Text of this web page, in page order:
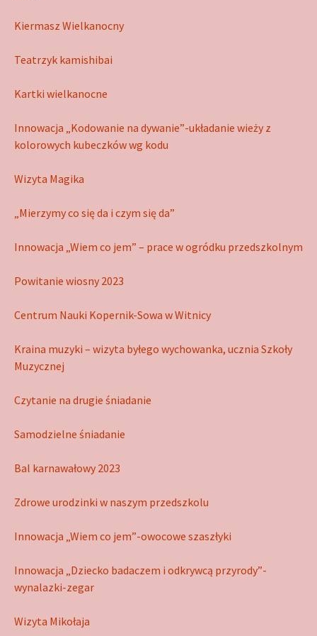
Kiermasz Wielkanocny
Teatrzyk kamishibai
Kartki wielkanocne
Innowacja „Kodowanie na dywanie”-układanie wieży z
kolorowych kubeczków wg kodu
Wizyta Magika
„Mierzymy co się da i czym się da”
Innowacja „Wiem co jem” – prace w ogródku przedszkolnym
Powitanie wiosny 2023
Centrum Nauki Kopernik-Sowa w Witnicy
Kraina muzyki – wizyta byłego wychowanka, ucznia Szkoły
Muzycznej
Czytanie na drugie śniadanie
Samodzielne śniadanie
Bal karnawałowy 2023
Zdrowe urodzinki w naszym przedszkolu
Innowacja „Wiem co jem”-owocowe szaszłyki
Innowacja „Dziecko badaczem i odkrywcą przyrody”-
wynalazki-zegar
Wizyta Mikołaja